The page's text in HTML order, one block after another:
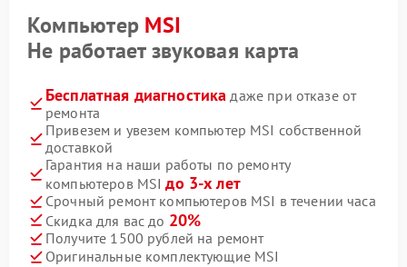
Компьютер MSI
Не работает звуковая карта
Бесплатная диагностика даже при отказе от
ремонта
Привезем и увезем компьютер MSI собственной
доставкой
Гарантия на наши работы по ремонту
компьютеров MSIдо 3-х лет
Срочный ремонт компьютеров MSI в течении часа
Скидка для вас до 20%
Получите 1500 рублей на ремонт
Оригинальные комплектующие MSI